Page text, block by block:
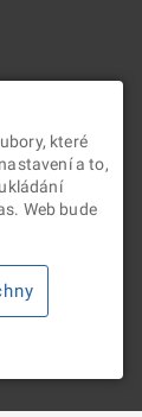
které
a to,
Web bude